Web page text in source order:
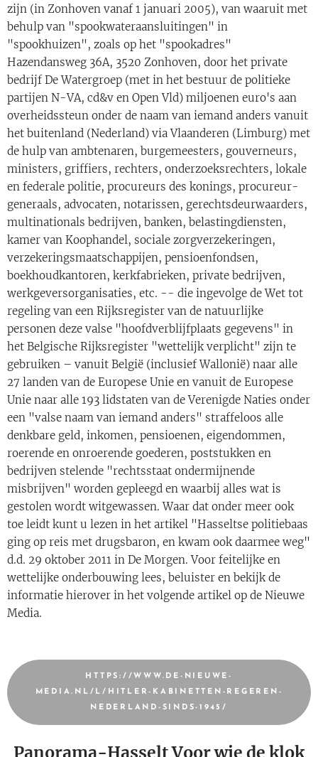
zijn (in Zonhoven vanaf 1 januari 2005), van waaruit met
behulp van "spookwateraansluitingen" in
"spookhuizen", zoals op het "spookadres"
Hazendansweg 36A, 3520 Zonhoven, door het private
bedrijf De Watergroep (met in het bestuur de politieke
partijen N-VA, cd&v en Open Vld) miljoenen euro's aan
overheidssteun onder de naam van iemand anders vanuit
het buitenland (Nederland) via Vlaanderen (Limburg) met
de hulp van ambtenaren, burgemeesters, gouverneurs,
ministers, griffiers, rechters, onderzoeksrechters, lokale
en federale politie, procureurs des konings, procureur-
generaals, advocaten, notarissen, gerechtsdeurwaarders,
multinationals bedrijven, banken, belastingdiensten,
kamer van Koophandel, sociale zorgverzekeringen,
verzekeringsmaatschappijen, pensioenfondsen,
boekhoudkantoren, kerkfabrieken, private bedrijven,
werkgeversorganisaties, etc. -- die ingevolge de Wet tot
regeling van een Rijksregister van de natuurlijke
personen deze valse "hoofdverblijfplaats gegevens" in
het Belgische Rijksregister "wettelijk verplicht" zijn te
gebruiken – vanuit België (inclusief Wallonië) naar alle
27 landen van de Europese Unie en vanuit de Europese
Unie naar alle 193 lidstaten van de Verenigde Naties onder
een "valse naam van iemand anders" straffeloos alle
denkbare geld, inkomen, pensioenen, eigendommen,
roerende en onroerende goederen, poststukken en
bedrijven stelende "rechtsstaat ondermijnende
misbrijven" worden gepleegd en waarbij alles wat is
gestolen wordt witgewassen. Waar dat onder meer ook
toe leidt kunt u lezen in het artikel "Hasseltse politiebaas
ging op reis met drugsbaron, en kwam ook daarmee weg"
d.d. 29 oktober 2011 in De Morgen. Voor feitelijke en
wettelijke onderbouwing lees, beluister en bekijk de
informatie hierover in het volgende artikel op de Nieuwe
Media.
HTTPS://WWW.DE-NIEUWE-
MEDIA.NL/L/HITLER-KABINETTEN-REGEREN-
NEDERLAND-SINDS-1945/
Panorama-Hasselt Voor wie de klok